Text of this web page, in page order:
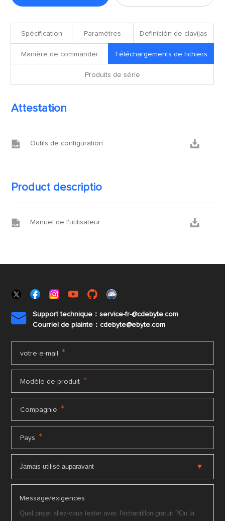
Spécification Paramètres Definición de clavijas
Manière de commander Téléchargements de fichiers
Produits de série
Attestation
 Outils de configuration 
Product descriptio
 Manuel de l'utilisateur 

Support technique：service-fr-@cdebyte.com
Courriel de plainte：cdebyte@ebyte.com
votre e-mail *
Modèle de produit *
Compagnie *
Pays *
Message/exigences